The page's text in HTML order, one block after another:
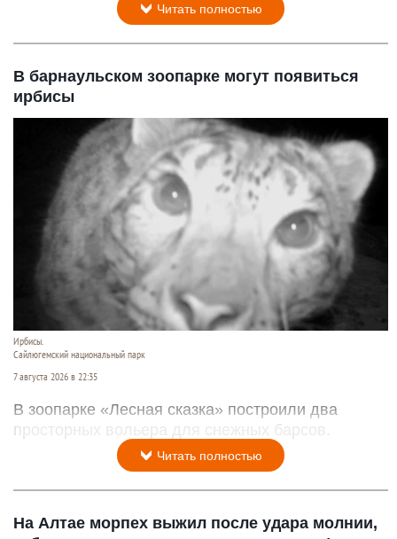
Читать полностью
В барнаульском зоопарке могут появиться
ирбисы
Ирбисы.
Сайлюгемский национальный парк
7 августа 2026 в 22:35
В зоопарке «Лесная сказка» построили два
просторных вольера для снежных барсов.
Читать полностью
На Алтае морпех выжил после удара молнии,